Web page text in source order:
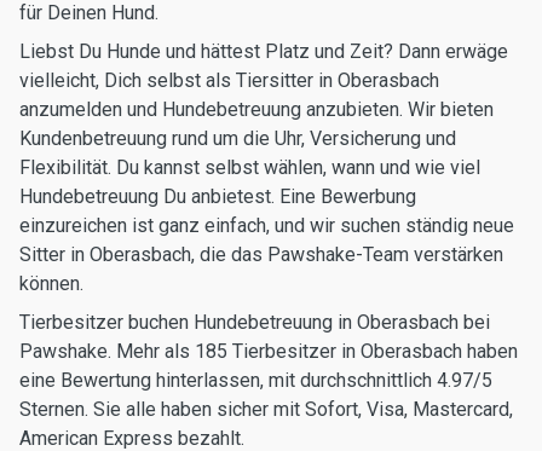
für Deinen Hund.
Liebst Du Hunde und hättest Platz und Zeit? Dann erwäge
vielleicht, Dich selbst als Tiersitter in Oberasbach
anzumelden und Hundebetreuung anzubieten. Wir bieten
Kundenbetreuung rund um die Uhr, Versicherung und
Flexibilität. Du kannst selbst wählen, wann und wie viel
Hundebetreuung Du anbietest. Eine Bewerbung
einzureichen ist ganz einfach, und wir suchen ständig neue
Sitter in Oberasbach, die das Pawshake-Team verstärken
können.
Tierbesitzer buchen Hundebetreuung in Oberasbach bei
Pawshake. Mehr als 185 Tierbesitzer in Oberasbach haben
eine Bewertung hinterlassen, mit durchschnittlich 4.97/5
Sternen. Sie alle haben sicher mit Sofort, Visa, Mastercard,
American Express bezahlt.